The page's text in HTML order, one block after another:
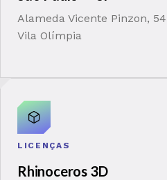
Alameda Vicente Pinzon, 54
Vila Olímpia
LICENÇAS
Rhinoceros 3D